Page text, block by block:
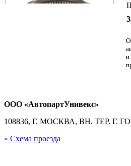
и
ООО «АвтопартУнивекс»
108836, Г. МОСКВА, ВН. ТЕР. Г.
» Схема проезда